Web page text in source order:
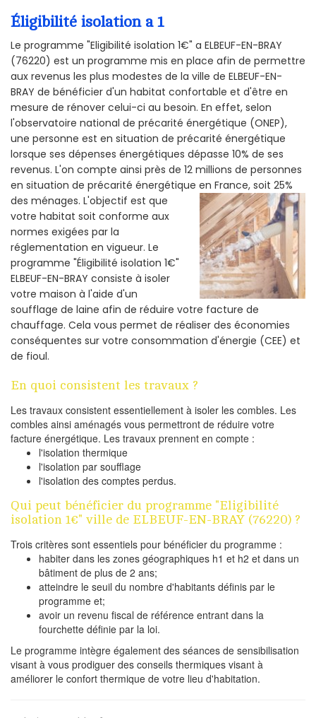
Éligibilité isolation a 1
Le programme "Eligibilité isolation 1€" a ELBEUF-EN-BRAY
(76220) est un programme mis en place afin de permettre
aux revenus les plus modestes de la ville de ELBEUF-EN-
BRAY de bénéficier d'un habitat confortable et d'être en
mesure de rénover celui-ci au besoin. En effet, selon
l'observatoire national de précarité énergétique (ONEP),
une personne est en situation de précarité énergétique
lorsque ses dépenses énergétiques dépasse 10% de ses
revenus. L'on compte ainsi près de 12 millions de personnes
en situation de précarité énergétique en France, soit 25%
des ménages. L'objectif est que
votre habitat soit conforme aux
normes exigées par la
réglementation en vigueur. Le
programme "Éligibilité isolation 1€"
ELBEUF-EN-BRAY consiste à isoler
votre maison à l'aide d'un
soufflage de laine afin de réduire votre facture de
chauffage. Cela vous permet de réaliser des économies
conséquentes sur votre consommation d'énergie (CEE) et
de fioul.
En quoi consistent les travaux ?
Les travaux consistent essentiellement à isoler les combles. Les
combles ainsi aménagés vous permettront de réduire votre
facture énergétique. Les travaux prennent en compte :
l'isolation thermique
l'isolation par soufflage
l'isolation des comptes perdus.
Qui peut bénéficier du programme "Eligibilité
isolation 1€" ville de ELBEUF-EN-BRAY (76220) ?
Trois critères sont essentiels pour bénéficier du programme :
habiter dans les zones géographiques h1 et h2 et dans un
bâtiment de plus de 2 ans;
atteindre le seuil du nombre d'habitants définis par le
programme et;
avoir un revenu fiscal de référence entrant dans la
fourchette définie par la loi.
Le programme intègre également des séances de sensibilisation
visant à vous prodiguer des conseils thermiques visant à
améliorer le confort thermique de votre lieu d'habitation.